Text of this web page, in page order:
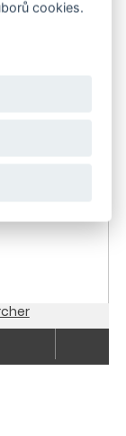
cookies.